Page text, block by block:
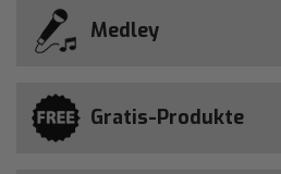
Medley
Gratis-Produkte